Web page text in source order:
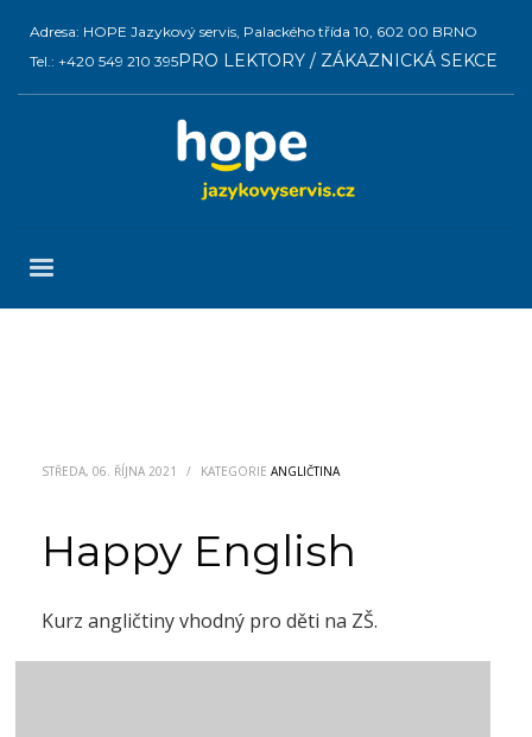
Adresa: HOPE Jazykový servis, Palackého třída 10, 602 00 BRNO
Tel.: +420 549 210 395PRO LEKTORY / ZÁKAZNICKÁ SEKCE
STŘEDA, 06. ŘÍJNA 2021 / KATEGORIE ANGLIČTINA
Happy English
Kurz angličtiny vhodný pro děti na ZŠ.